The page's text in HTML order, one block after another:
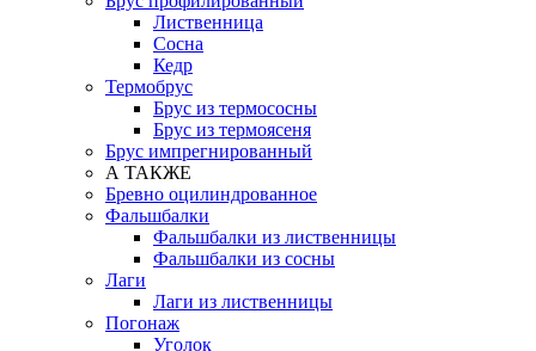
Лиственница
Сосна
Кедр
Термобрус
Брус из термососны
Брус из термоясеня
Брус импрегнированный
А ТАКЖЕ
Бревно оцилиндрованное
Фальшбалки
Фальшбалки из лиственницы
Фальшбалки из сосны
Лаги
Лаги из лиственницы
Погонаж
Уголок